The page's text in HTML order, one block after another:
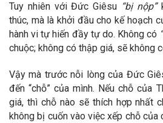
Tuy nhiên với Đức Giêsu “bị nộp”
thúc, mà là khởi đầu cho kế hoạch
hành vi tự hiến đầy tự do. Không có
chuộc; không có thập giá, sẽ không
Vậy mà trước nỗi lòng của Đức
đến “chỗ” của mình. Nếu chỗ của
giá, thì chỗ nào sẽ thích hợp nhất
không bị cuốn vào việc xếp chỗ